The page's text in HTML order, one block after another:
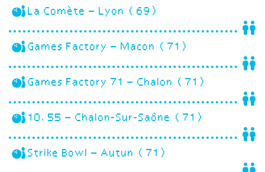
La Comète – Lyon (69)
Games Factory – Macon (71)
Games Factory 71 – Chalon (71)
10.55 – Chalon-Sur-Saône (71)
Strike Bowl – Autun (71)